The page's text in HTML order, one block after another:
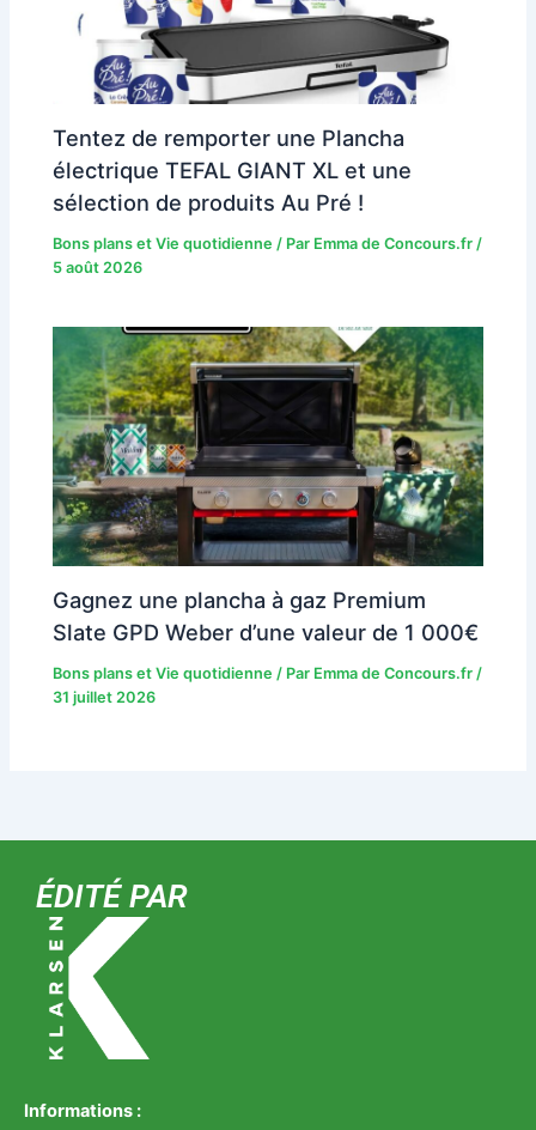
Tentez de remporter une Plancha
électrique TEFAL GIANT XL et une
sélection de produits Au Pré !
Bons plans et Vie quotidienne / Par Emma de Concours.fr /
5 août 2026
Gagnez une plancha à gaz Premium
Slate GPD Weber d’une valeur de 1 000€
Bons plans et Vie quotidienne / Par Emma de Concours.fr /
31 juillet 2026
ÉDITÉ PAR
Informations :